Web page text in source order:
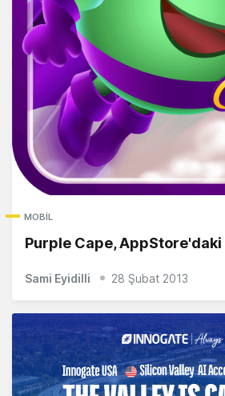
MOBIL
Purple Cape, AppStore'daki
Sami Eyidilli 28 Şubat 2013